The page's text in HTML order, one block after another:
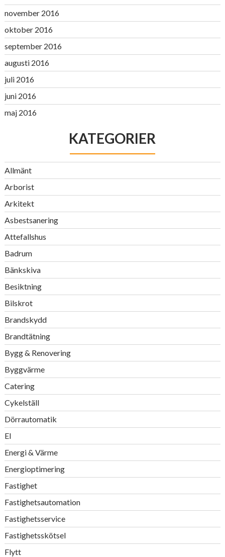
november 2016
oktober 2016
september 2016
augusti 2016
juli 2016
juni 2016
maj 2016
KATEGORIER
Allmänt
Arborist
Arkitekt
Asbestsanering
Attefallshus
Badrum
Bänkskiva
Besiktning
Bilskrot
Brandskydd
Brandtätning
Bygg & Renovering
Byggvärme
Catering
Cykelställ
Dörrautomatik
El
Energi & Värme
Energioptimering
Fastighet
Fastighetsautomation
Fastighetsservice
Fastighetsskötsel
Flytt